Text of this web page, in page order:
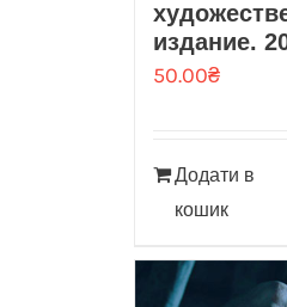
издание.
50.00₴
Додати в
кошик